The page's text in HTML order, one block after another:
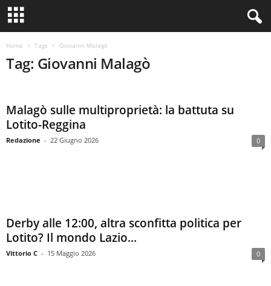
Home Tags Giovanni Malagò
Tag: Giovanni Malagò
Malagò sulle multiproprietà: la battuta su
Lotito-Reggina
Redazione - 22 Giugno 2026 0
Derby alle 12:00, altra sconfitta politica per
Lotito? Il mondo Lazio...
Vittorio C - 15 Maggio 2026 0